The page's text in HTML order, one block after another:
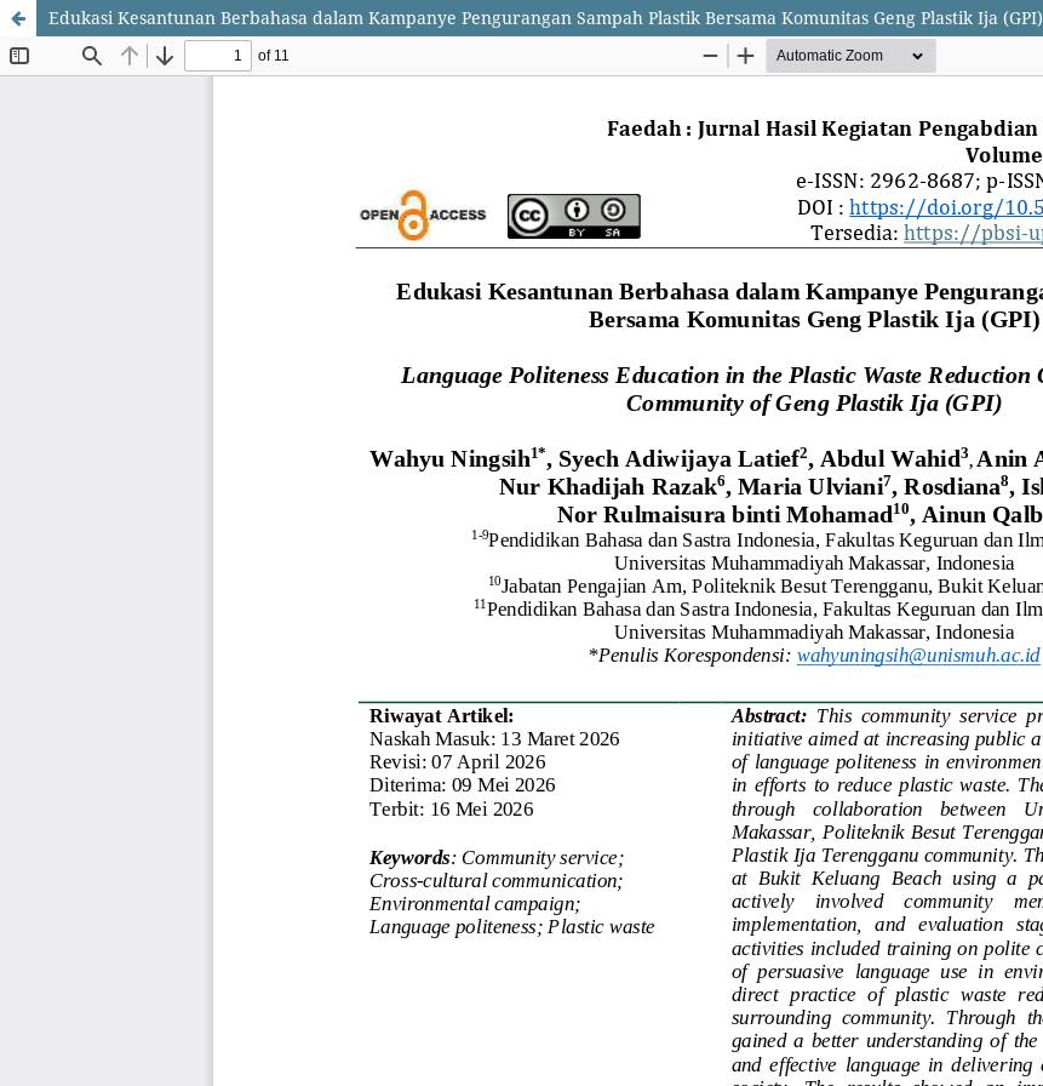
Edukasi Kesantunan Berbahasa dalam Kampanye Pengurangan Sampah Plastik Bersama Komunitas Geng Plastik Ija (GPI)